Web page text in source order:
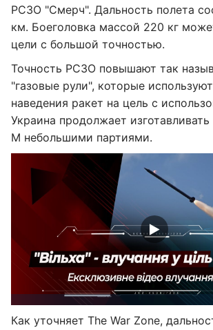
РСЗО "Смерч". Дальность полета
км. Боеголовка массой 220 кг
цели с большой точностью.
Точность РСЗО повышают так
"газовые рули", которые
наведения ракет на цель с
Украина продолжает
М небольшими партиями.
Как уточняет The War Zone,